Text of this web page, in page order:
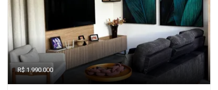
R$ 1.990.000